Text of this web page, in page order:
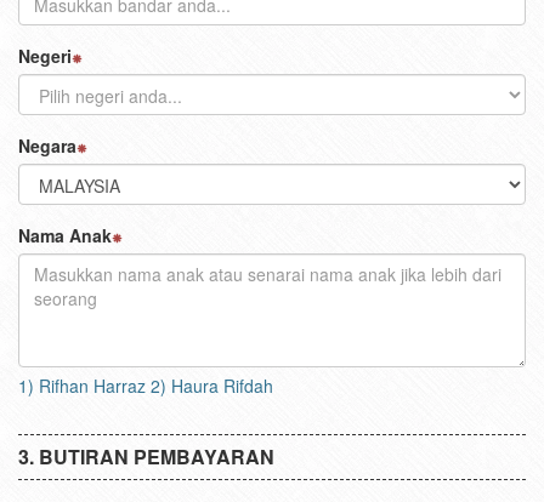
Negeri
Negara
Nama Anak
1) Rifhan Harraz 2) Haura Rifdah
BUTIRAN PEMBAYARAN